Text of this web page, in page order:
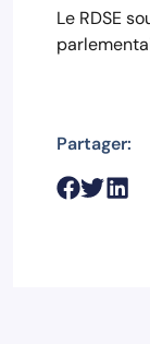
Le RDSE
Partager: